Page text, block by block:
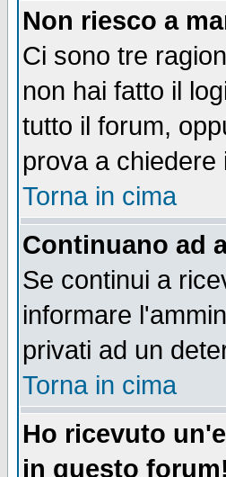
Non riesco a
Ci sono tre
non hai fatto il
tutto il forum,
prova a
Torna in cima
Continuano ad
Se continui a
informare
privati ad un
Torna in cima
Ho ricevuto
in questo forum!